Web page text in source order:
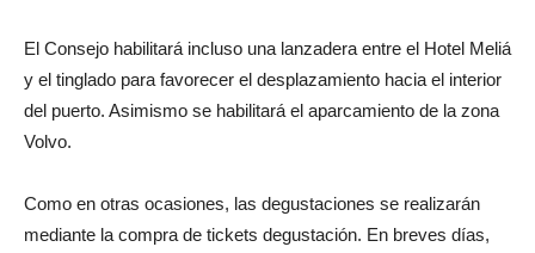
El Consejo habilitará incluso una lanzadera entre el Hotel Meliá
y el tinglado para favorecer el desplazamiento hacia el interior
del puerto. Asimismo se habilitará el aparcamiento de la zona
Volvo.
Como en otras ocasiones, las degustaciones se realizarán
mediante la compra de tickets degustación. En breves días,